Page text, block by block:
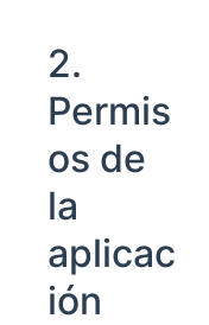
2.
Permis
os de
la
aplicac
ión